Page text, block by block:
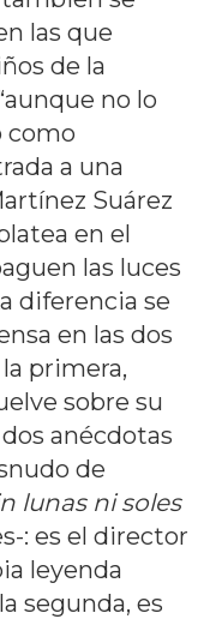
las que
de la
no lo
como
a una
Suárez
en el
las luces
diferencia se
en las dos
primera,
sobre su
anécdotas
de
lunas ni soles
: es el director
leyenda
segunda, es